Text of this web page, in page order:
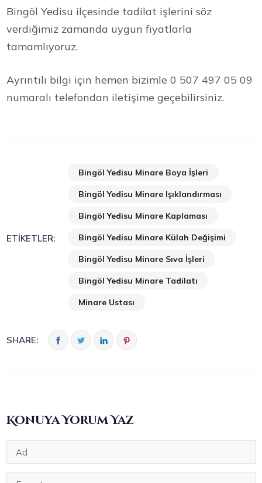
Bingöl Yedisu ilçesinde tadilat işlerini söz
verdiğimiz zamanda uygun fiyatlarla
tamamlıyoruz.
Ayrıntılı bilgi için hemen bizimle 0 507 497 05 09
numaralı telefondan iletişime geçebilirsiniz.
ETIKETLER:
Bingöl Yedisu Minare Boya İşleri
Bingöl Yedisu Minare Işıklandırması
Bingöl Yedisu Minare Kaplaması
Bingöl Yedisu Minare Külah Değişimi
Bingöl Yedisu Minare Sıva İşleri
Bingöl Yedisu Minare Tadilatı
Minare Ustası
SHARE:
Konuya Yorum Yaz